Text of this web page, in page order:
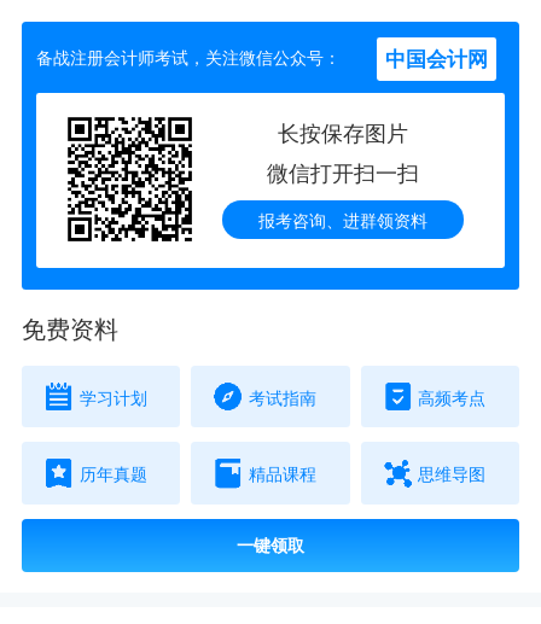
备战注册会计师考试，关注微信公众号： 中国会计网
长按保存图片
微信打开扫一扫
报考咨询、进群领资料
免费资料
学习计划 考试指南 高频考点
历年真题 精品课程 思维导图
一键领取